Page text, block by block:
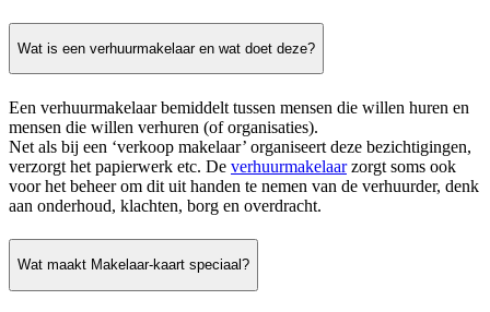
Wat is een verhuurmakelaar en wat doet deze?
Een verhuurmakelaar bemiddelt tussen mensen die willen huren en
mensen die willen verhuren (of organisaties).
Net als bij een ‘verkoop makelaar’ organiseert deze bezichtigingen,
verzorgt het papierwerk etc. De verhuurmakelaarzorgt soms ook
voor het beheer om dit uit handen te nemen van de verhuurder, denk
aan onderhoud, klachten, borg en overdracht.
Wat maakt Makelaar-kaart speciaal?